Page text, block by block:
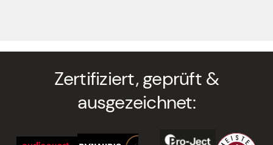
Zertifiziert, geprüft &
ausgezeichnet: